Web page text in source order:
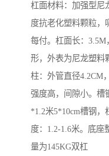
杠面材料：加强型尼
度抗老化塑料颗粒，
每付。杠面长：
形，外表为尼龙塑料
柱：外管直径4.2CM
强度高，间隙小。槽
*1.2米5*10cm槽钢，
度：1.2-1.6米。底座
量为145KG双杠